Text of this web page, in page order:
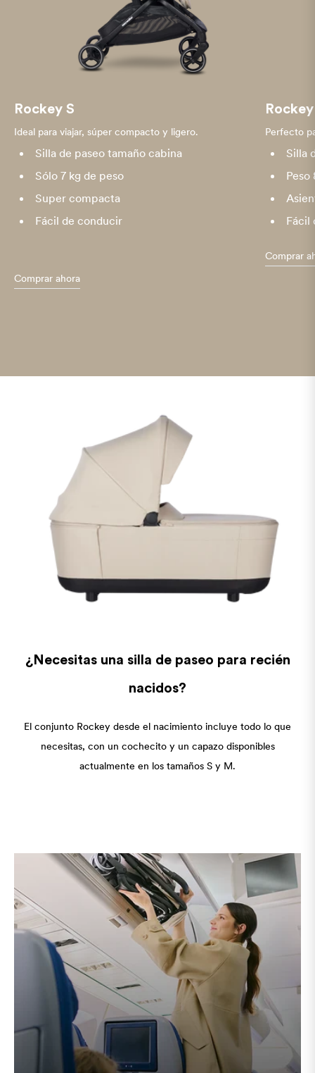
Rockey S
Ideal para viajar, súper compacto y ligero.
Silla de paseo tamaño cabina
Sólo 7 kg de peso
Super compacta
Fácil de conducir
Comprar ahora
Perfecto
Silla
Peso
Fácil
Comprar
¿Necesitas una silla de paseo para recién
nacidos?
El conjunto Rockey desde el nacimiento incluye todo lo que
necesitas, con un cochecito y un capazo disponibles
actualmente en los tamaños S y M.